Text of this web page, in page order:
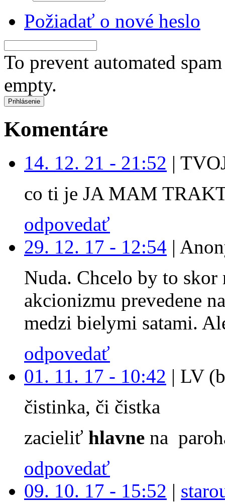
Požiadať o nové heslo
To prevent automated
empty.
Komentáre
14. 12. 21 - 21:52 |
co ti je JA MAM
odpovedať
29. 12. 17 - 12:54 |
Nuda. Chcelo by to
akcionizmu prevedene
medzi bielymi satami.
odpovedať
01. 11. 17 - 10:42 | LV
čistinka, či čistka
zacieliť hlavne na
odpovedať
09. 10. 17 - 15:52 |